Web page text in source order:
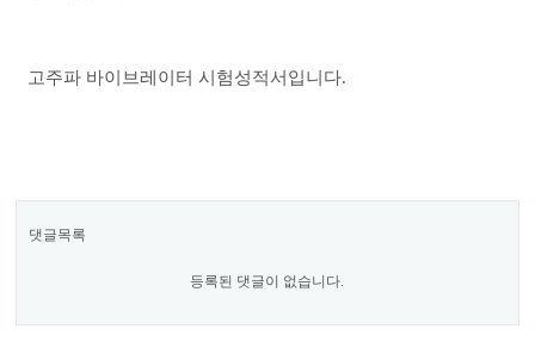
고주파 바이브레이터 시험성적서입니다.
댓글목록
등록된 댓글이 없습니다.